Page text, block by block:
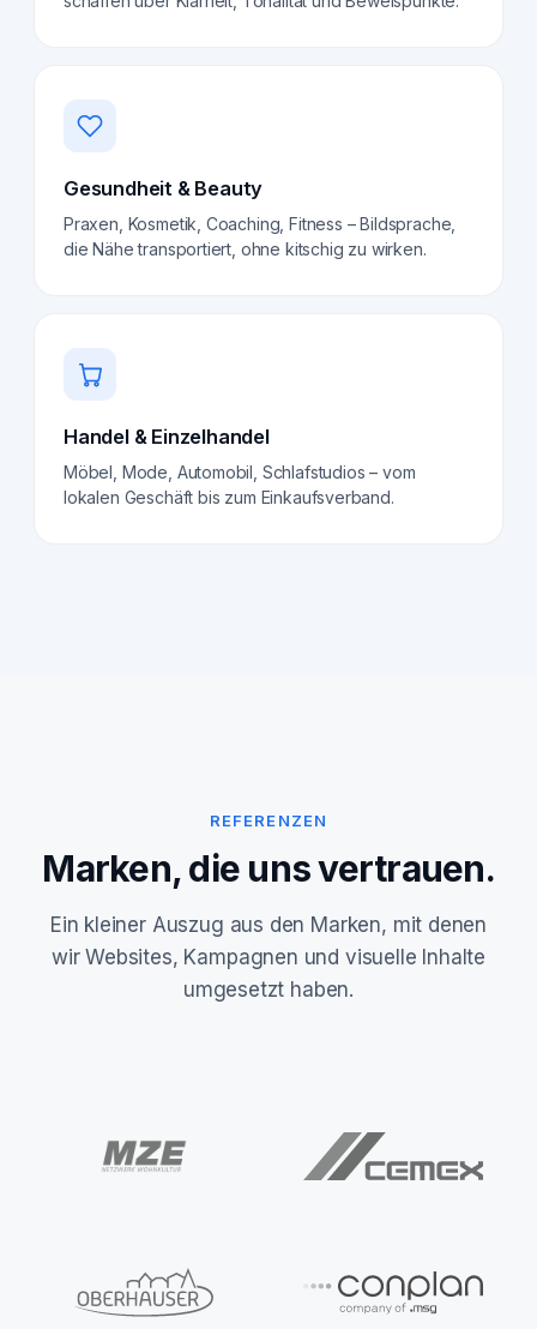
Gesundheit & Beauty
Praxen, Kosmetik, Coaching, Fitness – Bildsprache,
die Nähe transportiert, ohne kitschig zu wirken.
Handel & Einzelhandel
Möbel, Mode, Automobil, Schlafstudios – vom
lokalen Geschäft bis zum Einkaufsverband.
REFERENZEN
Marken, die uns vertrauen.
Ein kleiner Auszug aus den Marken, mit denen
wir Websites, Kampagnen und visuelle Inhalte
umgesetzt haben.